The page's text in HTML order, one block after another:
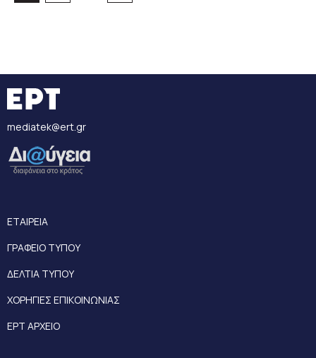
mediatek@ert.gr
ΕΤΑΙΡΕΙΑ
ΓΡΑΦΕΙΟ ΤΥΠΟΥ
ΔΕΛΤΙΑ ΤΥΠΟΥ
ΧΟΡΗΓΙΕΣ ΕΠΙΚΟΙΝΩΝΙΑΣ
ΕΡΤ ΑΡΧΕΙΟ